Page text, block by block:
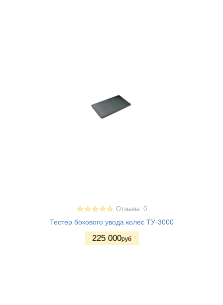
Отзывы: 0
Тестер бокового увода колес ТУ-3000
225 000руб